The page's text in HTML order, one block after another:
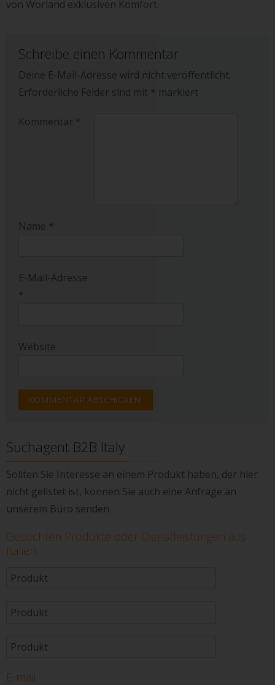
von Worland exklusiven Komfort.
Schreibe einen Kommentar
Deine E-Mail-Adresse wird nicht veröffentlicht.
Erforderliche Felder sind mit * markiert
Kommentar *
Name *
E-Mail-Adresse
*
Website
Suchagent B2B Italy
Sollten Sie Interesse an einem Produkt haben, der hier
nicht gelistet ist, können Sie auch eine Anfrage an
unserem Büro senden.
Gesuchten Produkte oder Dienstleistungen aus
Italien
E-mail